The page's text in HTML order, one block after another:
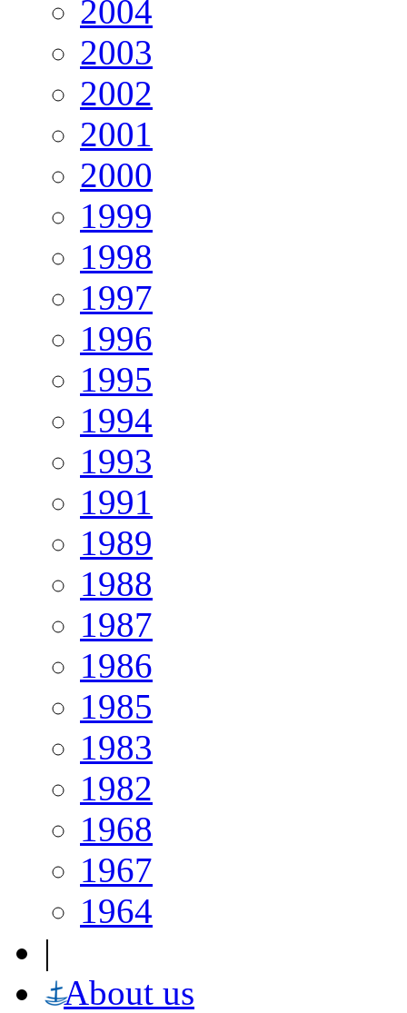
2004
2003
2002
2001
2000
1999
1998
1997
1996
1995
1994
1993
1991
1989
1988
1987
1986
1985
1983
1982
1968
1967
1964
|
About us